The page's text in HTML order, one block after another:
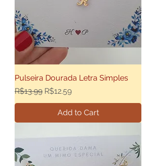
Pulseira Dourada Letra Simples
Regular Price
R$13.99 Sale Price
R$12.59
Add to Cart